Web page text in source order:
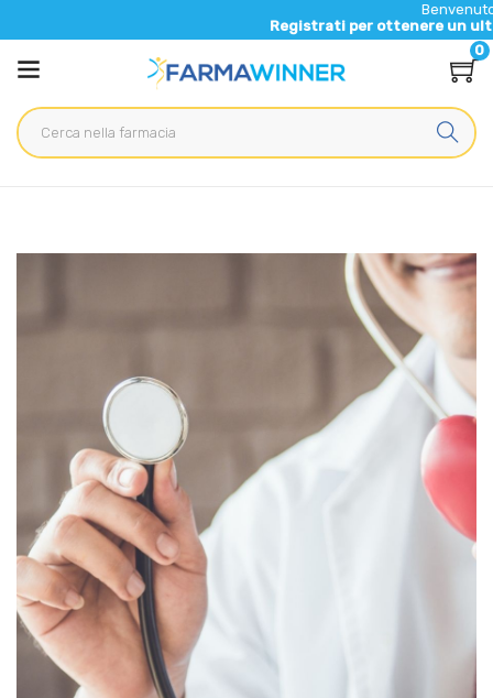
Benvenuto nel
Registrati per ottenere un
0